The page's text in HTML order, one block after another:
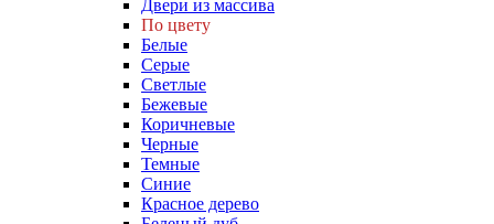
Двери из массива
По цвету
Белые
Серые
Светлые
Бежевые
Коричневые
Черные
Темные
Синие
Красное дерево